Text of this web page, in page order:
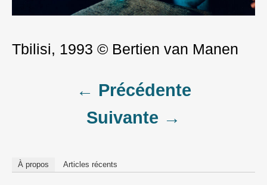
Tbilisi, 1993 © Bertien van Manen
navigation
← Précédente
Suivante →
À propos Articles récents